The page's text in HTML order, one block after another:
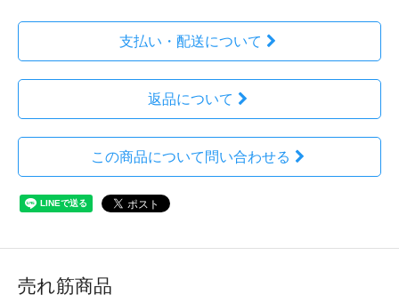
支払い・配送について
返品について
この商品について問い合わせる
売れ筋商品